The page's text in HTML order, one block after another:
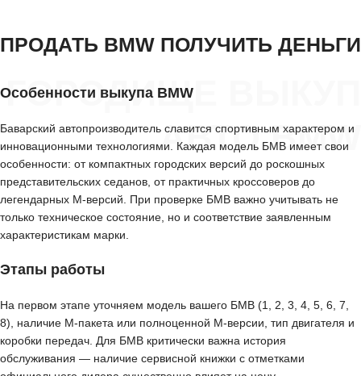
ГОРОДИЩЕ ВЫКУП
АВТО BMW
ПРОДАТЬ BMW ПОЛУЧИТЬ ДЕНЬГИ
Особенности выкупа BMW
Баварский автопроизводитель славится спортивным характером и
инновационными технологиями. Каждая модель БМВ имеет свои
особенности: от компактных городских версий до роскошных
представительских седанов, от практичных кроссоверов до
легендарных M-версий. При проверке БМВ важно учитывать не
только техническое состояние, но и соответствие заявленным
характеристикам марки.
Этапы работы
На первом этапе уточняем модель вашего БМВ (1, 2, 3, 4, 5, 6, 7,
8), наличие M-пакета или полноценной M-версии, тип двигателя и
коробки передач. Для БМВ критически важна история
обслуживания — наличие сервисной книжки с отметками